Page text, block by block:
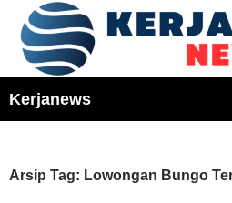
Langsung
Kerjanews
Arsip Tag: Lowongan Bungo